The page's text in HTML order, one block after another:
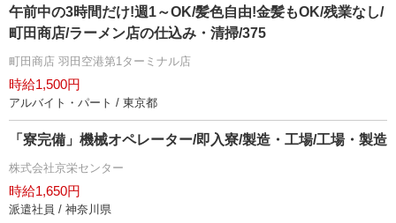
午前中の3時間だけ!週1～OK/髪色自由!金髪もOK/残業なし/
町田商店/ラーメン店の仕込み・清掃/375
町田商店 羽田空港第1ターミナル店
時給1,500円
アルバイト・パート / 東京都
「寮完備」機械オペレーター/即入寮/製造・工場/工場・製造
株式会社京栄センター
時給1,650円
派遣社員 / 神奈川県